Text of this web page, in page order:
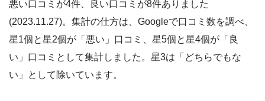
悪い口コミが4件、良い口コミが8件ありました
(2023.11.27)。集計の仕方は、Googleで口コミ数を調べ、
星1個と星2個が「悪い」口コミ、星5個と星4個が「良
い」口コミとして集計しました。星3は「どちらでもな
い」として除いています。